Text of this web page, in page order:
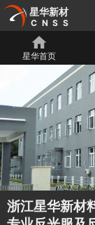
星华新材
CNSS
星华首页
浙江星华新